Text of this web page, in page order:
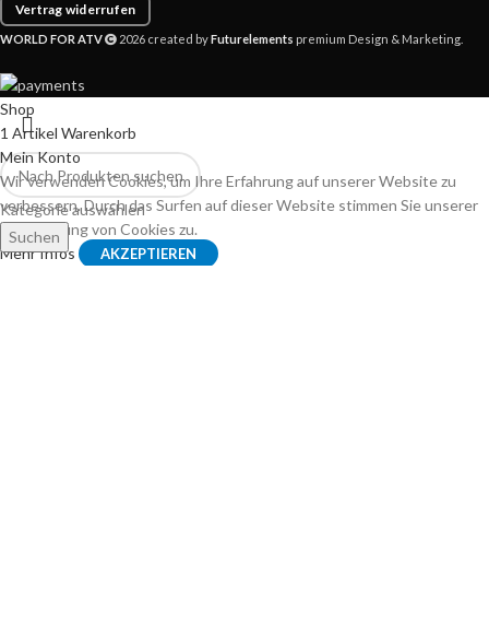
Vertrag widerrufen
WORLD FOR ATV 2026 created byFuturelements premium Design & Marketing.
Kategorie auswählen
Suchen
Shop
1 Artikel Warenkorb
Mein Konto
Wir verwenden Cookies, um Ihre Erfahrung auf unserer Website zu
verbessern. Durch das Surfen auf dieser Website stimmen Sie unserer
Verwendung von Cookies zu.
Mehr Infos
AKZEPTIEREN